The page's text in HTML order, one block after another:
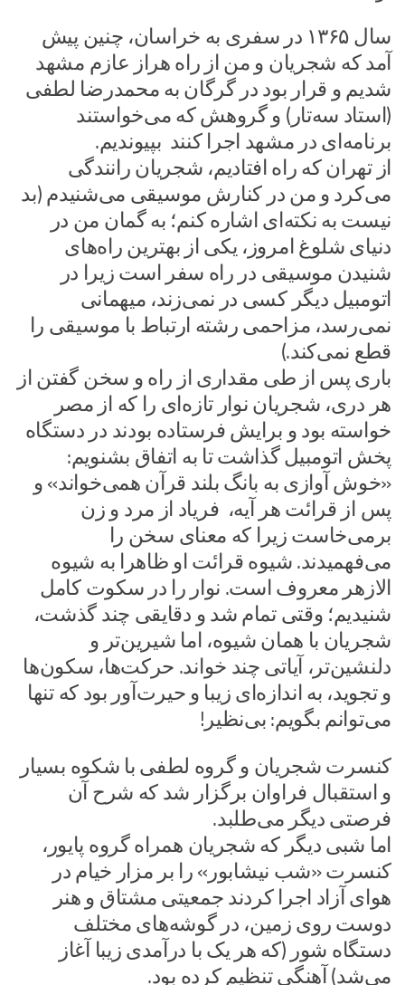
سال ۱۳۶۵ در سفری به خراسان، چنین پیش
آمد که شجریان و من از راه هراز عازم مشهد
شدیم و قرار بود در گرگان به محمد‌رضا لطفی
(استاد سه‌تار) و گروهش که می‌خواستند
برنامه‌ای در مشهد اجرا کنند بپیوندیم.
از تهران که راه افتادیم، شجریان رانندگی
می‌کرد و من در کنارش موسیقی می‌شنیدم (بد
نیست به نکته‌ای اشاره کنم؛ به گمان من در
دنیای شلوغ امروز، یکی از بهترین راه‌های
شنیدن موسیقی در راه سفر است زیرا در
اتومبیل دیگر کسی در نمی‌زند، میهمانی
نمی‌رسد، مزاحمی رشته ارتباط با موسیقی را
قطع نمی‌کند.)
باری پس از طی مقداری از راه و سخن گفتن از
هر دری، شجریان نوار تازه‌ای را که از مصر
خواسته بود و برایش فرستاده بودند در دستگاه
پخش اتومبیل گذاشت تا به اتفاق بشنویم:
«خوش آوازی به بانگ بلند قرآن همی‌خواند» و
پس از قرائت هر آیه، فریاد از مرد و زن
برمی‌خاست زیرا که معنای سخن را
می‌فهمیدند. شیوه قرائت او ظاهرا به شیوه
الازهر معروف است. نوار را در سکوت کامل
شنیدیم؛ وقتی تمام شد و دقایقی چند گذشت،
شجریان با همان شیوه، اما شیرین‌تر و
دلنشین‌تر، آیاتی چند خواند. حرکت‌ها، سکون‌ها
و تجوید، به اندازه‌ای زیبا و حیرت‌آور بود که تنها
می‌توانم بگویم: بی‌نظیر!
کنسرت شجریان و گروه لطفی با شکوه بسیار
و استقبال فراوان برگزار شد که شرح آن
فرصتی دیگر می‌طلبد.
اما شبی دیگر که شجریان همراه گروه پایور،
کنسرت «شب نیشابور» را بر مزار خیام در
هوای آزاد اجرا کردند جمعیتی مشتاق و هنر
دوست روی زمین، در گوشه‌های مختلف
دستگاه شور (که هر یک با درآمدی زیبا آغاز
می‌شد) آهنگی تنظیم کرده بود.